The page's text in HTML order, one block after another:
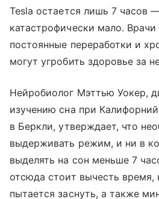
Tesla остается лишь 7 часов
катастрофически мало.
постоянные переработки и
могут угробить здоровье за
Нейробиолог Мэттью Уокер,
изучению сна при
в Беркли, утверждает, что
выдерживать режим, и ни в
выделять на сон меньше 7
отсюда стоит вычесть время,
пытается заснуть, а также